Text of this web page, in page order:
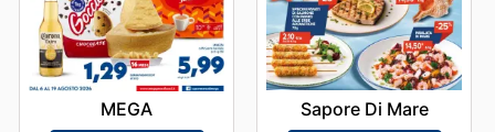
MEGA Sapore Di Mare